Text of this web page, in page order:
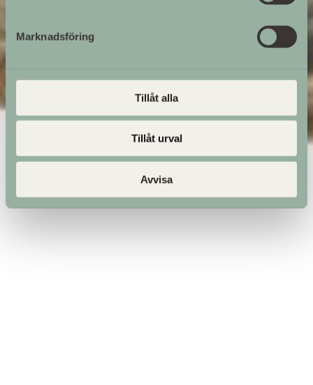
Marknadsföring
Tillåt alla
Tillåt urval
Avvisa